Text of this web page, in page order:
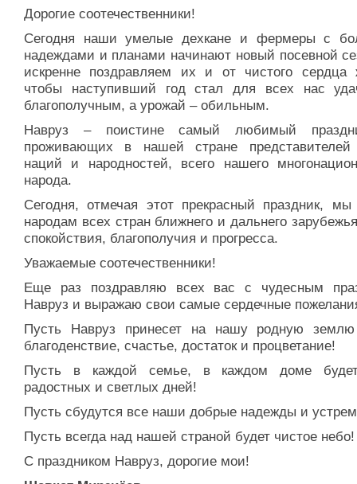
Дорогие соотечественники!
Сегодня наши умелые дехкане и фермеры с
надеждами и планами начинают новый посевной
искренне поздравляем их и от чистого сердца
чтобы наступивший год стал для всех нас
благополучным, а урожай – обильным.
Навруз – поистине самый любимый
проживающих в нашей стране представителей
наций и народностей, всего нашего
народа.
Сегодня, отмечая этот прекрасный праздник,
народам всех стран ближнего и дальнего
спокойствия, благополучия и прогресса.
Уважаемые соотечественники!
Еще раз поздравляю всех вас с чудесным
Навруз и выражаю свои самые сердечные
Пусть Навруз принесет на нашу родную
благоденствие, счастье, достаток и процветание!
Пусть в каждой семье, в каждом доме
радостных и светлых дней!
Пусть сбудутся все наши добрые надежды и
Пусть всегда над нашей страной будет чистое небо!
С праздником Навруз, дорогие мои!